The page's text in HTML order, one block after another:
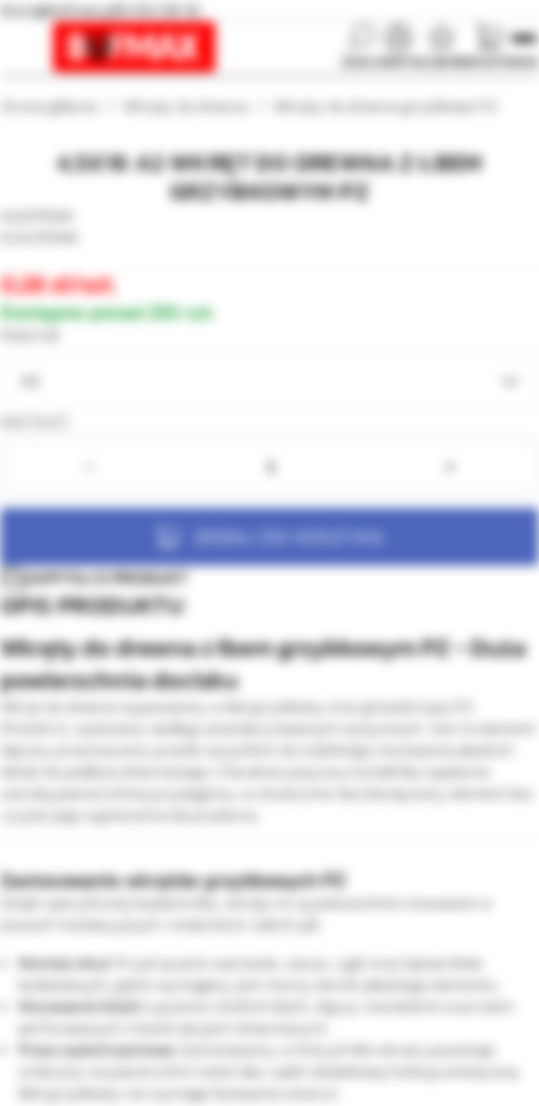
biuro@bufmax.pl91 453 08 92
ULUBIONEKOSZYK
Strona główna Wkręty do drewna Wkręty do drewna grzybkowe PZ
4,5X16 A2 WKRĘT DO DREWNA Z ŁBEM
GRZYBKOWYM PZ
0,28 /szt.
Dostępne ponad 250 szt.
DODAJ DO KOSZYKA
ZAPYTAJ O PRODUKT
OPIS PRODUKTU
Wkręty do drewna z łbem grzybkowym PZ - Duża
powierzchnia docisku
Wkręt do drewna wyposażony w łeb grzybkowy oraz gniazdo typu PZ
(Pozidriv), wykonany według ustandaryzowanych wytycznych. Jest to element
złączny przeznaczony przede wszystkim do stabilnego mocowania płaskich
detali do podłoża drewnianego. Charakterystyczny kształt łba zapewnia
szeroką powierzchnię przylegania, co skutecznie dociska łączony element bez
ryzyka jego wgniecenia lub przebicia.
Zastosowanie wkrętów grzybkowych PZ
Dzięki specyficznej budowie łba, wkręty te są powszechnie stosowane w
Montaż okuć:
Przykręcanie zawiasów, zasuw, rygli oraz kątowników
budowlanych, gdzie wymagany jest mocny docisk płaskiego elementu.
Mocowanie blach:
Łączenie cienkich blach, złączy ciesielskich oraz taśm
Prace wykończeniowe:
Zastosowania, w których łeb wkrętu pozostaje
widoczny na powierzchni materiału i pełni dodatkową funkcję estetyczną
(łeb grzybkowy nie wymaga fazowania otworu).